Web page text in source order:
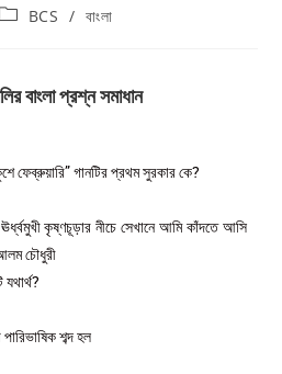
BCS / বাংলা
বাংলা প্রশ্ন সমাধান
ফেব্রুয়ারি” গানটির প্রথম সুরকার কে?
ঊর্ধ্বমুখী কৃষ্ণচূড়ার নীচে সেখানে আমি কাঁদতে আসি
চৌধুরী
শব্দ হল